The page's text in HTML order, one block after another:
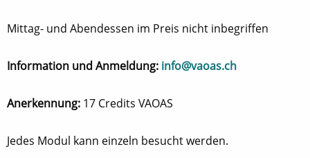
Mittag- und Abendessen im Preis nicht inbegriffen
Information und Anmeldung: info@vaoas.ch
Anerkennung: 17 Credits VAOAS
Jedes Modul kann einzeln besucht werden.